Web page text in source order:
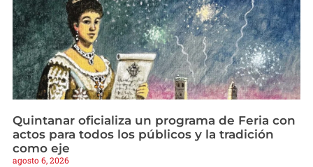
Quintanar oficializa un programa de Feria con
actos para todos los públicos y la tradición
como eje
agosto 6, 2026